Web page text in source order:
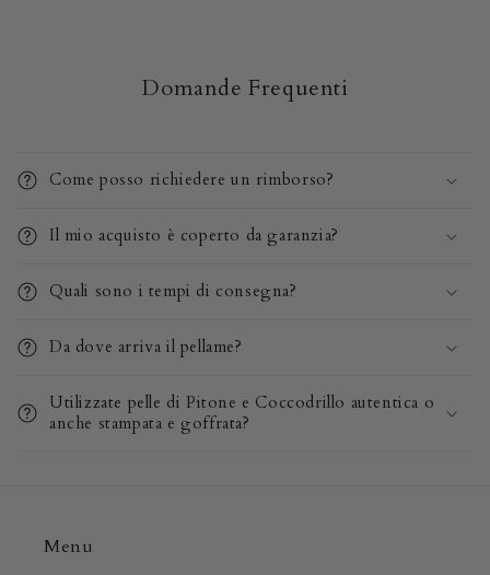
Domande Frequenti
Come posso richiedere un rimborso?
Il mio acquisto è coperto da garanzia?
Quali sono i tempi di consegna?
Da dove arriva il pellame?
Utilizzate pelle di Pitone e Coccodrillo autentica o
anche stampata e goffrata?
Menu